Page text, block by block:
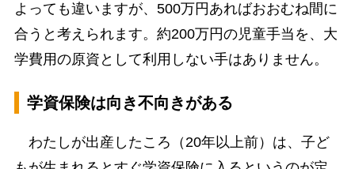
よっても違いますが、500万円あればおおむね間に
合うと考えられます。約200万円の児童手当を、大
学費用の原資として利用しない手はありません。
学資保険は向き不向きがある
わたしが出産したころ（20年以上前）は、子ど